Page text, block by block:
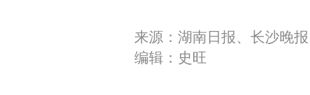
来源：湖南日报、长沙晚报
编辑：史旺